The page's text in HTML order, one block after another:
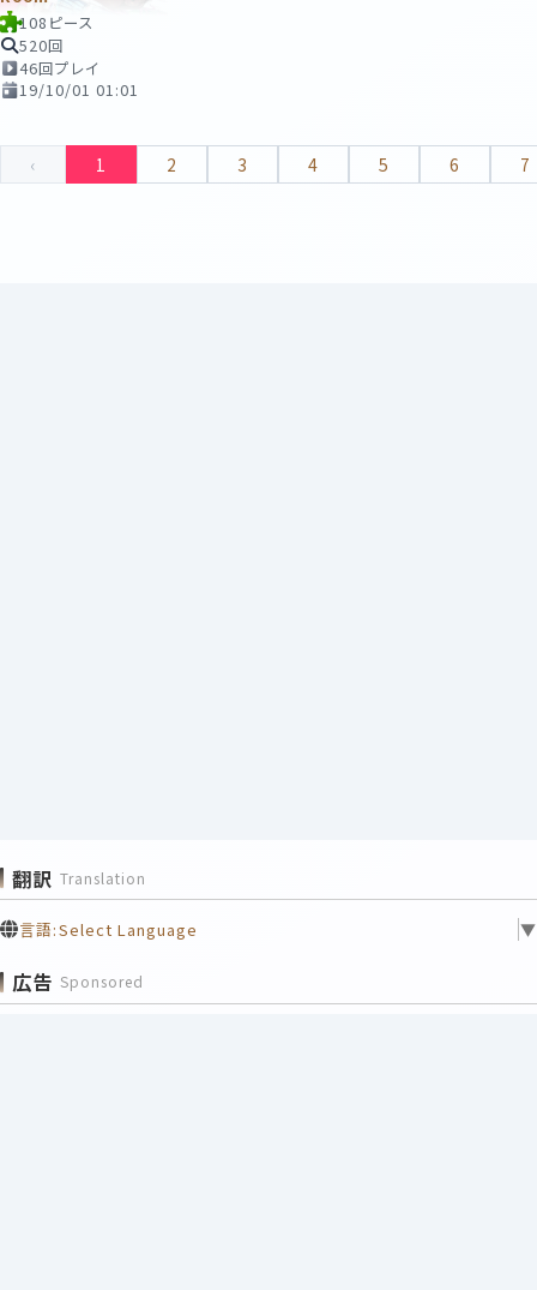
108ピース
520回
46回プレイ
19/10/01 01:01
‹ 1 2 3 4 5 6 7
翻訳 Translation
言語:Select Language ▼
広告 Sponsored